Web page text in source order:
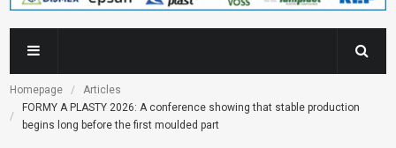
Homepage
Articles
FORMY A PLASTY 2026: A conference showing that stable production
begins long before the first moulded part